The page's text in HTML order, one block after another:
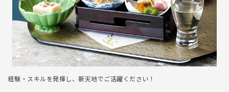
経験・スキルを発揮し、新天地でご活躍ください！